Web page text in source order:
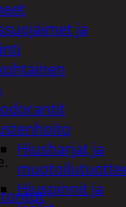
ja
Hiusharjat ja
Hiuspinnit ja
tontut